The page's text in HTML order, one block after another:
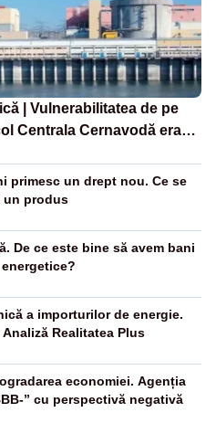
| Vulnerabilitatea de pe
Centrala Cernavodă era
Ceaușescu
primesc un drept nou. Ce se
un produs
De ce este bine să avem bani
a importurilor de energie.
Realitatea Plus
economiei. Agenția
” cu perspectivă negativă